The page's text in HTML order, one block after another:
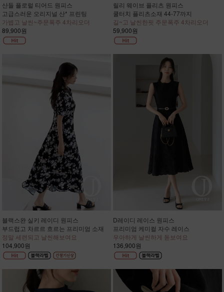
산들 플로럴 티어드 원피스
고급스러운 오리지널 산* 프린팅
가볍고 날씬~주문폭주 4차리오더
89,900원
릴리 웨이브 플리츠 원피스
쿨터치 플리츠소재 44-77까지
길~고 날씬한핏 주문폭주 4차리오더
59,900원
블랙스완 실키 레이디 원피스
부드럽고 차르르 흐르는 프리미엄 소재
정말 세련되고 날씬해보여요
104,900원
D레이디 레이스 원피스
프리미엄 케미컬 자수 레이스
우아하게 날씬하게 돋보여요
136,900원